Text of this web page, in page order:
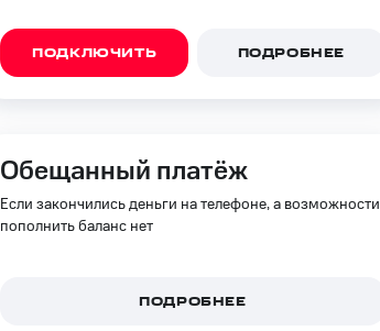
ПОДКЛЮЧИТЬ ПОДРОБНЕЕ
Обещанный платёж
Если закончились деньги на телефоне, а возможности
пополнить баланс нет
ПОДРОБНЕЕ